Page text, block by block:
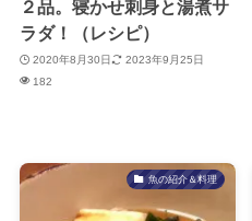
２品。寝かせ刺身と湯煮サ
ラダ！（レシピ）
2020年8月30日
2023年9月25日
182
魚の紹介＆料理